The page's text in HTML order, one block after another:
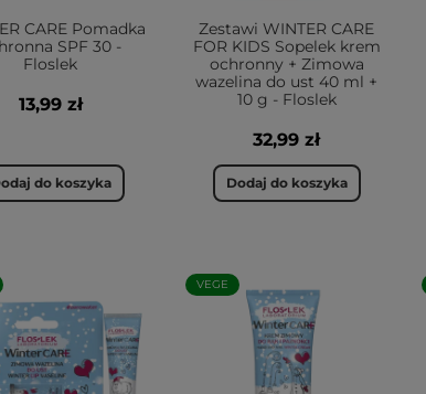
CARE Pomadka
SPF 30 -
Floslek
13,99 zł
do koszyka
Zestawi WINTER CARE
FOR KIDS Sopelek krem
ochronny + Zimowa
wazelina do ust 40 ml +
10 g - Floslek
32,99 zł
Dodaj do koszyka
VEGE